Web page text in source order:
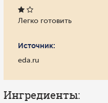
Легко готовить
Источник:
eda.ru
Ингредиенты: